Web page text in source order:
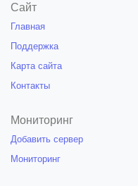
Сайт
Главная
Поддержка
Карта сайта
Контакты
Мониторинг
Добавить сервер
Мониторинг